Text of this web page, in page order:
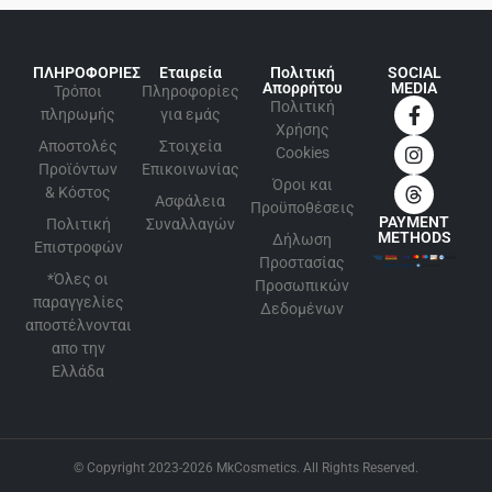
ΠΛΗΡΟΦΟΡΙΕΣ
Τρόποι
πληρωμής
Αποστολές
Προϊόντων
& Κόστος
Πολιτική
Επιστροφών
*Όλες οι
παραγγελίες
αποστέλνονται
απο την
Ελλάδα
Εταιρεία
Πληροφορίες
για εμάς
Στοιχεία
Επικοινωνίας
Ασφάλεια
Συναλλαγών
Πολιτική
Απορρήτου
Πολιτική
Xρήσης
Cookies
Όροι και
Προϋποθέσεις
Δήλωση
Προστασίας
Προσωπικών
Δεδομένων
SOCIAL
MEDIA
PAYMENT
METHODS
© Copyright 2023-2026 MkCosmetics. All Rights Reserved.